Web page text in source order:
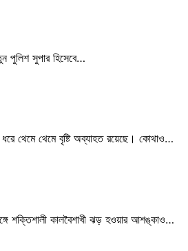
পুলিশ সুপার হিসেবে…
ধরে থেমে থেমে বৃষ্টি অব্যাহত রয়েছে। কোথাও…
শক্তিশালী কালবৈশাখী ঝড় হওয়ার আশঙ্কাও…